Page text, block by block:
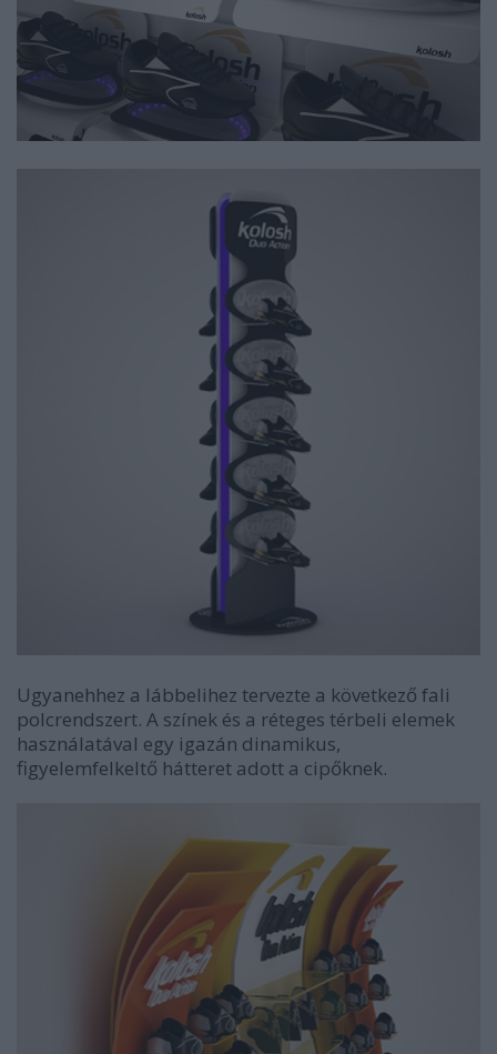
Ugyanehhez a lábbelihez tervezte a következő fali
polcrendszert. A színek és a réteges térbeli elemek
használatával egy igazán dinamikus,
figyelemfelkeltő hátteret adott a cipőknek.